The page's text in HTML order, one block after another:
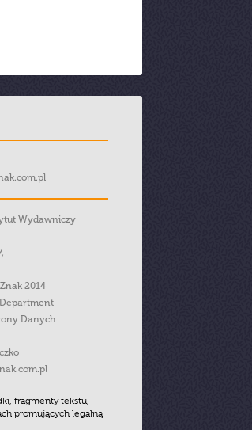
Wydawniczy
2014
Danych
fragmenty tekstu,
promujących legalną